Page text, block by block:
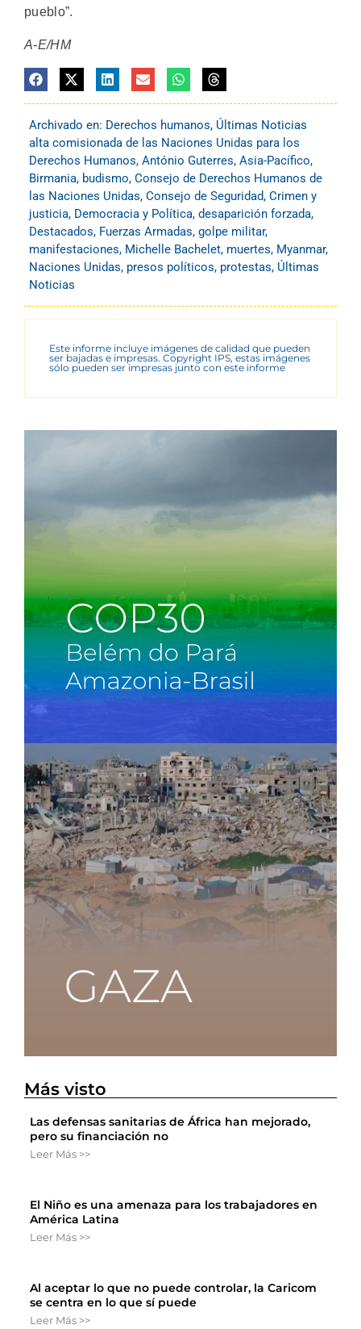
pueblo”.
A-E/HM
Archivado en: Derechos humanos, Últimas Noticias
alta comisionada de las Naciones Unidas para los
Derechos Humanos, António Guterres, Asia-Pacífico,
Birmania, budismo, Consejo de Derechos Humanos de
las Naciones Unidas, Consejo de Seguridad, Crimen y
justicia, Democracia y Política, desaparición forzada,
Destacados, Fuerzas Armadas, golpe militar,
manifestaciones, Michelle Bachelet, muertes, Myanmar,
Naciones Unidas, presos políticos, protestas, Últimas
Noticias
Este informe incluye imágenes de calidad que pueden
ser bajadas e impresas. Copyright IPS, estas imágenes
sólo pueden ser impresas junto con este informe
Más visto
Las defensas sanitarias de África han mejorado,
pero su financiación no
Leer Más >>
El Niño es una amenaza para los trabajadores en
América Latina
Leer Más >>
Al aceptar lo que no puede controlar, la Caricom
se centra en lo que sí puede
Leer Más >>